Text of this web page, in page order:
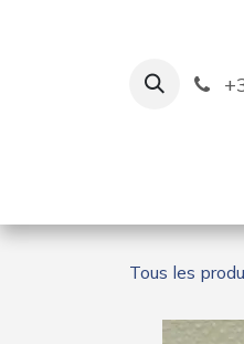
Tous les